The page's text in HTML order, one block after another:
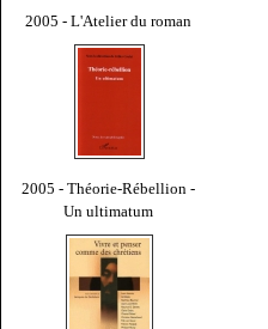
2005 - L'Atelier du roman
2005 - Théorie-Rébellion -
Un ultimatum